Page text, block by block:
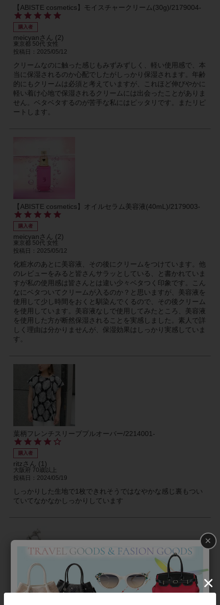
【ABISTE cosmetics】モイスチャークリーム(30g)/2179004-
購入者
meicyan 2
東京都 50代 女性
投稿日
2025/05/12
クリームなのに触った感じもみずみずしく、軽い使用感で、本
当に保湿されるのか心配でしたがしっかり保湿されます。年齢
的にもクリームは必須と考えていますが、これほど伸びやかに
軽い着け心地で保湿されるクリームには出会ったことがありま
せん。ベタベタするのが苦手な私にはピッタリです。またリピ
ートします。
【ABISTE cosmetics】オイルセラム美容液(40mL)/2179003-
購入者
meicyan 2
東京都 50代 女性
投稿日
2025/05/12
化粧水のあとに美容液、その後にクリームをつけています。他
のレビューをみると皆さんサラッとしている、と書かれていま
すが私の使用感は皆さんとは違い少々ベタつく印象です。こん
なにベタついてクリームが入るのか？と思いますが、美容液を
使用して少し時間をおくと馴染んでくるので、その後クリーム
を使用しています。美容液なしで使用してみたところ、美容液
を使用した方が断然保湿されることを実感しました。素人で詳
しく理由は分かりませんが、保湿効果はしっかり実感していま
す。
葉柄フレンチスリーブプルオーバー/2214001-
購入者
ritz 1
大阪府 70歳以上
投稿日
2024/05/19
しっかりした生地で1枚できれそうではなやかな感じ裏もつい
ていてなかなかしっかりしています
【ZSiSKA】≪FLOATING PEARLS≫レジンイヤリング
×